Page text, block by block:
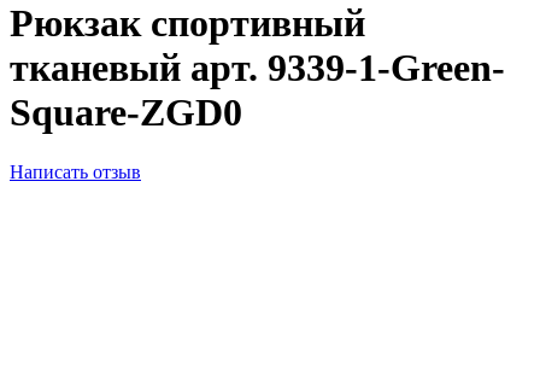
Рюкзак спортивный
тканевый арт. 9339-1-Green-
Square-ZGD0
Написать отзыв